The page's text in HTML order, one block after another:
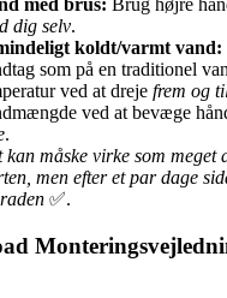
med brus: Brug højre
dig selv.
koldt/varmt vand:
som på en traditionel
ved at dreje frem og
ved at bevæge
.
kan måske virke som meget
men efter et par dage
✅.